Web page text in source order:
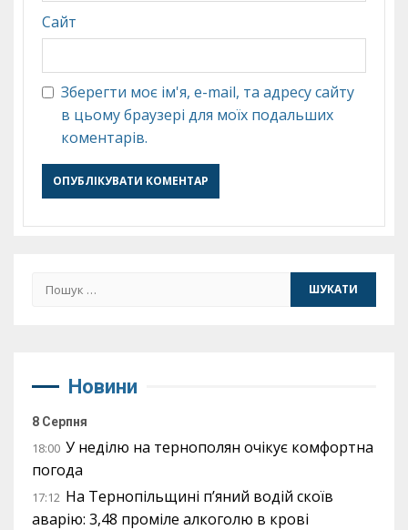
Сайт
Зберегти моє ім'я, e-mail, та адресу сайту
в цьому браузері для моїх подальших
коментарів.
Пошук:
Новини
8 Серпня
18:00 У неділю на тернополян очікує комфортна
погода
17:12 На Тернопільщині п’яний водій скоїв
аварію: 3,48 проміле алкоголю в крові